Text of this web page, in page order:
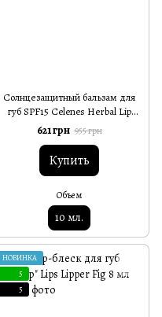
Солнцезащитный бальзам для
губ SPF15 Celenes Herbal Lip
Balm 10 мл
621 грн 955 грн
Купить
Объем
10 мл.
НОВИНКА
5
5